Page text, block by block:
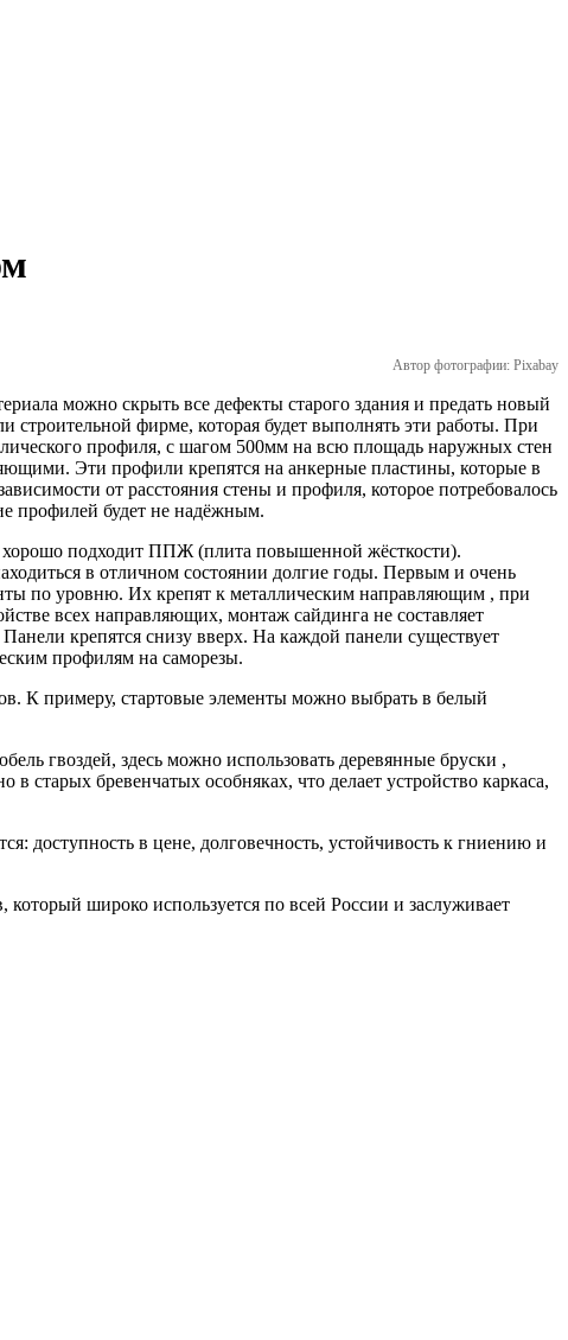
Автор фотографии: Pixabay
можно скрыть все дефекты старого здания и предать новый
строительной фирме, которая будет выполнять эти работы. При
профиля, с шагом 500мм на всю площадь наружных стен
Эти профили крепятся на анкерные пластины, которые в
от расстояния стены и профиля, которое потребовалось
профилей будет не надёжным.
хорошо подходит ППЖ (плита повышенной жёсткости).
в отличном состоянии долгие годы. Первым и очень
по уровню. Их крепят к металлическим направляющим , при
всех направляющих, монтаж сайдинга не составляет
крепятся снизу вверх. На каждой панели существует
профилям на саморезы.
К примеру, стартовые элементы можно выбрать в белый
гвоздей, здесь можно использовать деревянные бруски ,
бревенчатых особняках, что делает устройство каркаса,
доступность в цене, долговечность, устойчивость к гниению и
широко используется по всей России и заслуживает